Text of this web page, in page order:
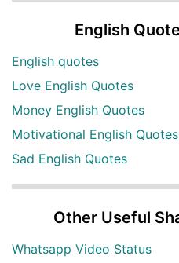
English
English quotes
Love English Quotes
Money English Quotes
Motivational English Quotes
Sad English Quotes
Other Useful
Whatsapp Video Status